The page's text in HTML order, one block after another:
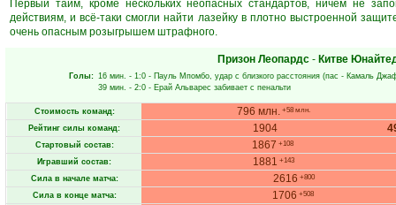
Первый тайм, кроме нескольких неопасных стандартов, ничем не
действиям, и всё-таки смогли найти лазейку в плотно выстроенной
очень опасным розыгрышем штрафного.
Призон Леопардс- Китве
Голы: 16 мин. - 1:0 - Пауль Мпомбо, удар с близкого расстояния (пас - Камаль
39 мин. - 2:0 - Ерай Альварес забивает с пенальти
Стоимость команд: 796 млн. +58 млн.
Рейтинг силы команд: 1904
Стартовый состав: 1867 +108
Игравший состав: 1881 +143
Сила в начале матча: 2616 +800
Сила в конце матча: 1706 +508